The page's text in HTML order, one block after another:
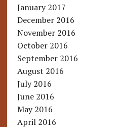
January 2017
December 2016
November 2016
October 2016
September 2016
August 2016
July 2016
June 2016
May 2016
April 2016